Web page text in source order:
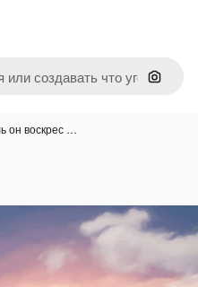
Поиск
он воскрес …